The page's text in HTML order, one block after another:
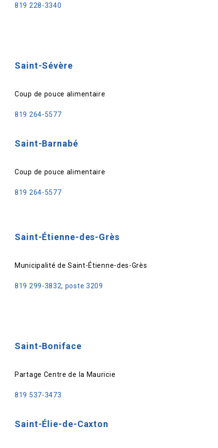
819 228-3340
Saint-Sévère
Coup de pouce alimentaire
819 264-5577
Saint-Barnabé
Coup de pouce alimentaire
819 264-5577
Saint-Étienne-des-Grès
Municipalité de Saint-Étienne-des-Grès
819 299-3832, poste 3209
Saint-Boniface
Partage Centre de la Mauricie
819 537-3473
Saint-Élie-de-Caxton